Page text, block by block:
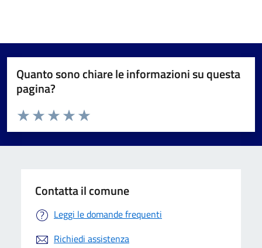
Quanto sono chiare le informazioni su questa
pagina?
Valuta da 1 a 5 stelle la pagina
Valuta 5 stelle su 5
Valuta 4 stelle su 5
Valuta 3 stelle su 5
Valuta 2 stelle su 5
Valuta 1 stelle su 5
Contatta il comune
Leggi le domande frequenti
Richiedi assistenza